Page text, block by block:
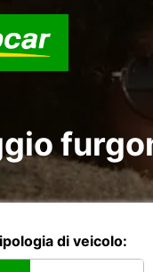
di veicolo: